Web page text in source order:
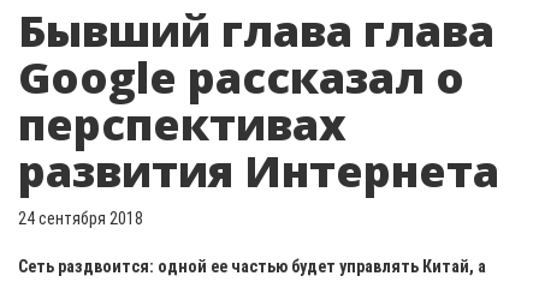
Бывший глава глава
Google рассказал о
перспективах
развития Интернета
24 сентября 2018
Сеть раздвоится: одной ее частью будет управлять Китай, а